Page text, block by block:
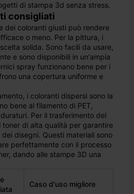
di stampa 3d senza stress.
consigliati
dei coloranti giusti può rendere
o meno. Per la pittura, i
solida. Sono facili da usare,
e sono disponibili in un'ampia
spray funzionano bene per i
una copertura uniforme e
i coloranti dispersi sono la
bene al filamento di PET,
Per il trasferimento del
di alta qualità per garantire
disegni. Questi materiali sono
perfettamente con il processo
dando alle stampe 3D una
Caso d'uso migliore